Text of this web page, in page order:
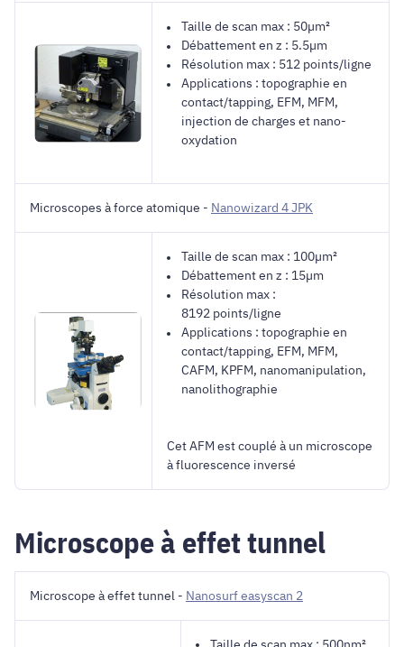
Taille de scan max : 50µm²
Débattement en z : 5.5µm
Résolution max : 512 points/ligne
Applications : topographie en
contact/tapping, EFM, MFM,
injection de charges et nano-
oxydation
Microscopes à force atomique - Nanowizard 4 JPK
Taille de scan max : 100µm²
Débattement en z : 15µm
Résolution max :
8192 points/ligne
Applications : topographie en
contact/tapping, EFM, MFM,
CAFM, KPFM, nanomanipulation,
nanolithographie
Cet AFM est couplé à un microscope
à fluorescence inversé
Microscope à effet tunnel
Microscope à effet tunnel - Nanosurf easyscan 2